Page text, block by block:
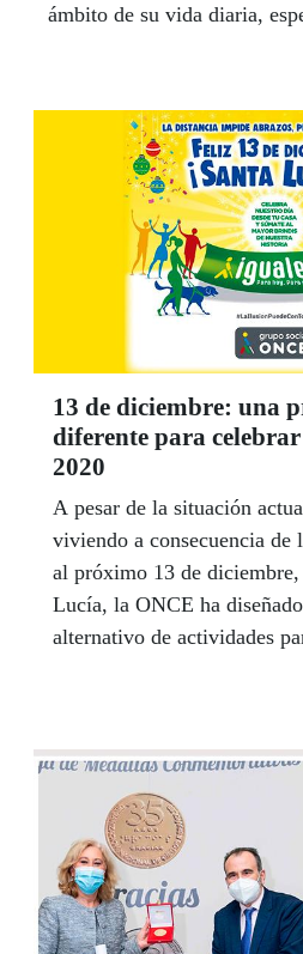
ámbito de su vida diaria,
13 de diciembre: una
diferente para
2020
A pesar de la situación
viviendo a consecuencia de
al próximo 13 de
Lucía, la ONCE ha
alternativo de actividades